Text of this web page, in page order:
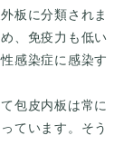
板に分類されま
、免疫力も低い
感染症に感染す
包皮内板は常に
ています。そう